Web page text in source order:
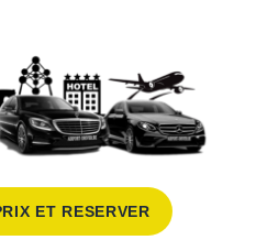
ET RESERVER